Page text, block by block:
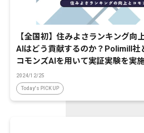
【全国初】住みよさランキング向
AIはどう貢献するのか？Polimill社
コモンズAIを用いて実証実験を実施
2024/12/25
Today's PICK UP